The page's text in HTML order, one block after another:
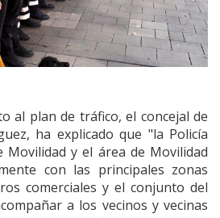
al plan de tráfico, el concejal de
ha explicado que "la Policía
Movilidad y el área de Movilidad
con las principales zonas
comerciales y el conjunto del
a los vecinos y vecinas